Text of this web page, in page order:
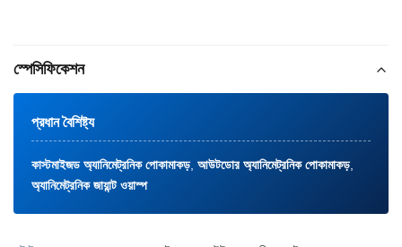
স্পেসিফিকেশন
প্রধান বৈশিষ্ট্য
কাস্টমাইজড অ্যানিমেট্রনিক পোকামাকড়, আউটডোর অ্যানিমেট্রনিক পোকামাকড়,
অ্যানিমেট্রনিক জায়ান্ট ওয়াস্প